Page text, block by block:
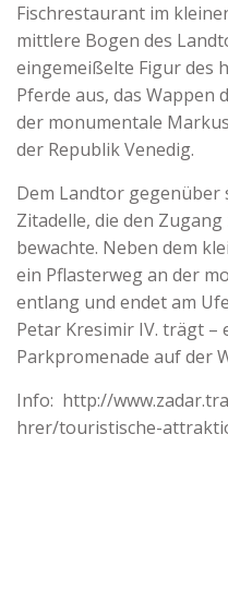
Fischrestaurant im
mittlere Bogen des
eingemeißelte Figur des
Pferde aus, das Wappen
der monumentale
der Republik Venedig.
Dem Landtor gegenüber
Zitadelle, die den
bewachte. Neben dem
ein Pflasterweg an der
entlang und endet am
Petar Kresimir IV. trägt –
Parkpromenade auf der
Info: http://
hrer/touristische-